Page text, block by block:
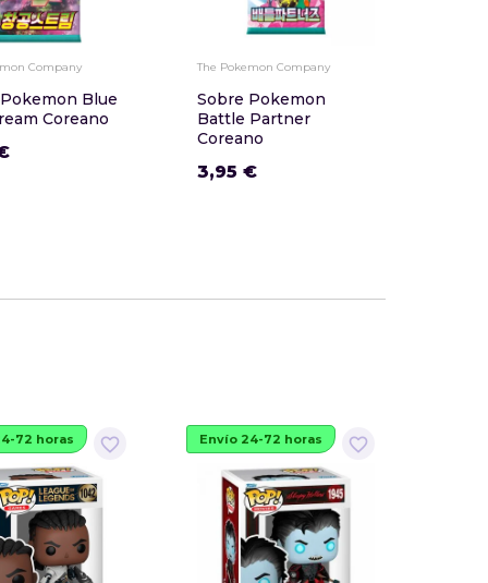
Company
Blue
Coreano
The Pokemon Company
Sobre Pokemon
Battle Partner
Coreano
3,95 €
favorite_border
72 horas favorite_border
Envío 24-72 horas